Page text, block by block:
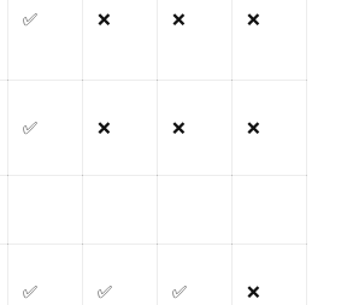
✅ ❌ ❌ ❌
✅ ❌ ❌ ❌
✅ ✅ ✅ ❌